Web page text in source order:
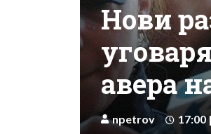
Нови
авера
npetrov 17:00